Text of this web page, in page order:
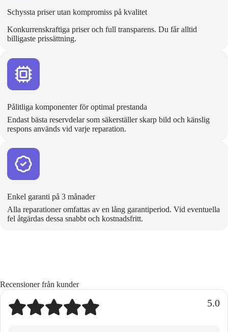
Schyssta priser utan kompromiss på kvalitet
Konkurrenskraftiga priser och full transparens. Du får alltid
billigaste prissättning.
Pålitliga komponenter för optimal prestanda
Endast bästa reservdelar som säkerställer skarp bild och känslig
respons används vid varje reparation.
Enkel garanti på 3 månader
Alla reparationer omfattas av en lång garantiperiod. Vid eventuella
fel åtgärdas dessa snabbt och kostnadsfritt.
Recensioner från kunder
5.0